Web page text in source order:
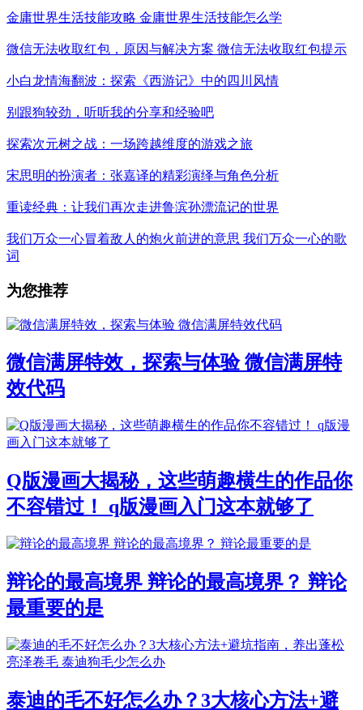
金庸世界生活技能攻略 金庸世界生活技能怎么学
微信无法收取红包，原因与解决方案 微信无法收取红包提示
小白龙情海翻波：探索《西游记》中的四川风情
别跟狗较劲，听听我的分享和经验吧
探索次元树之战：一场跨越维度的游戏之旅
宋思明的扮演者：张嘉译的精彩演绎与角色分析
重读经典：让我们再次走进鲁滨孙漂流记的世界
我们万众一心冒着敌人的炮火前进的意思 我们万众一心的歌
词
为您推荐
微信满屏特效，探索与体验 微信满屏特
效代码
Q版漫画大揭秘，这些萌趣横生的作品你
不容错过！ q版漫画入门这本就够了
辩论的最高境界 辩论的最高境界？ 辩论
最重要的是
泰迪的毛不好怎么办？3大核心方法+避